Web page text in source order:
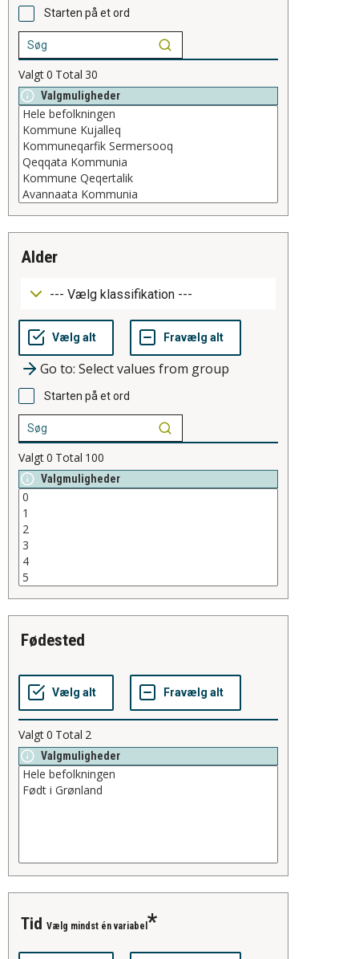
Starten på et ord
Valgt0 Total 30
Valgmuligheder
alder
Go to: Select values from group
Starten på et ord
Valgt0 Total 100
Valgmuligheder
fødested
Valgt0 Total 2
Valgmuligheder
tid Vælg mindst én variabel